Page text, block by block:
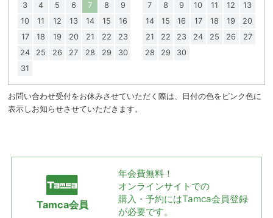
3
4 5 6 7 8
9
10
11 12 13 14 15
16
17
18 19 20 21 22
23
24
25 26 27 28 29
30
31
7
8 9 10 11 12
13
14
15 16 17 18 19
20
21
22 23 24 25 26
27
28
29 30
お問い合わせ受付をお休みさせていただく際は、日付の色をピンク色に
表示しお知らせさせていただきます。
Tamca会員
年会費無料！
オンラインサイトでの
購入・予約にはTamca会員登録
が必要です。